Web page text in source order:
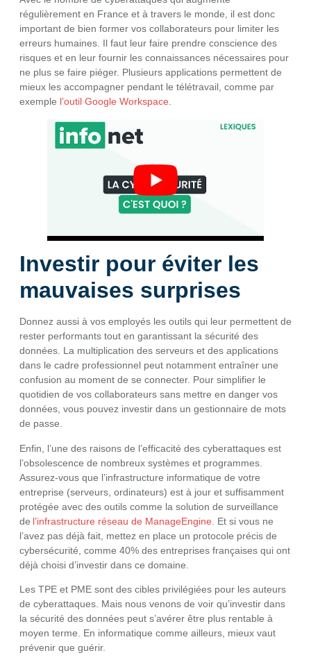
régulièrement en France et à travers le monde, il est donc
important de bien former vos collaborateurs pour limiter les
erreurs humaines. Il faut leur faire prendre conscience des
risques et en leur fournir les connaissances nécessaires pour
ne plus se faire piéger. Plusieurs applications permettent de
mieux les accompagner pendant le télétravail, comme par
exemple l’outil Google Workspace.
Investir pour éviter les
mauvaises surprises
Donnez aussi à vos employés les outils qui leur permettent de
rester performants tout en garantissant la sécurité des
données. La multiplication des serveurs et des applications
dans le cadre professionnel peut notamment entraîner une
confusion au moment de se connecter. Pour simplifier le
quotidien de vos collaborateurs sans mettre en danger vos
données, vous pouvez investir dans un gestionnaire de mots
de passe.
Enfin, l’une des raisons de l’efficacité des cyberattaques est
l’obsolescence de nombreux systèmes et programmes.
Assurez-vous que l’infrastructure informatique de votre
entreprise (serveurs, ordinateurs) est à jour et suffisamment
protégée avec des outils comme la solution de surveillance
de l’infrastructure réseau de ManageEngine . Et si vous ne
l’avez pas déjà fait, mettez en place un protocole précis de
cybersécurité, comme 40% des entreprises françaises qui ont
déjà choisi d’investir dans ce domaine.
Les TPE et PME sont des cibles privilégiées pour les auteurs
de cyberattaques. Mais nous venons de voir qu’investir dans
la sécurité des données peut s’avérer être plus rentable à
moyen terme. En informatique comme ailleurs, mieux vaut
prévenir que guérir.